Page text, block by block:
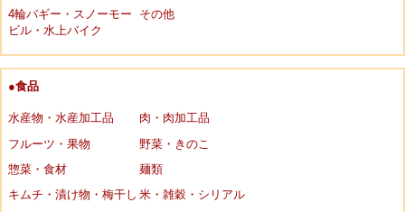
4輪バギー・スノーモー
ビル・水上バイク
その他
●食品
水産物・水産加工品
肉・肉加工品
フルーツ・果物
野菜・きのこ
惣菜・食材
麺類
キムチ・漬け物・梅干し 米・雑穀・シリアル